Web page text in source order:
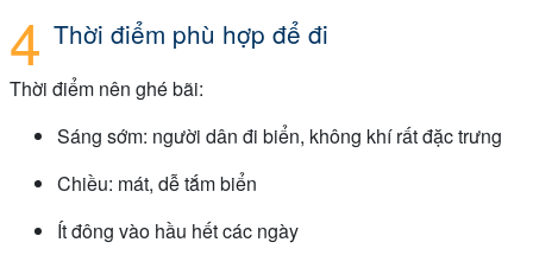
Thời điểm phù hợp để đi
Thời điểm nên ghé bãi:
Sáng sớm: người dân đi biển, không khí rất đặc trưng
Chiều: mát, dễ tắm biển
Ít đông vào hầu hết các ngày